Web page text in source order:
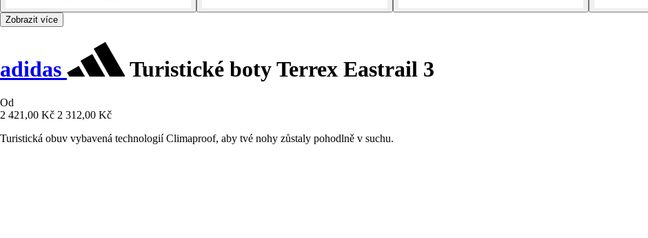
Zobrazit více
adidas Turistické boty Terrex Eastrail 3
Od
2 421,00 Kč 2 312,00 Kč
Turistická obuv vybavená technologií Climaproof, aby tvé nohy zůstaly pohodlně v suchu.